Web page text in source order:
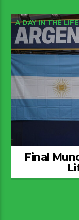
A DAY IN THE LIFE
Final